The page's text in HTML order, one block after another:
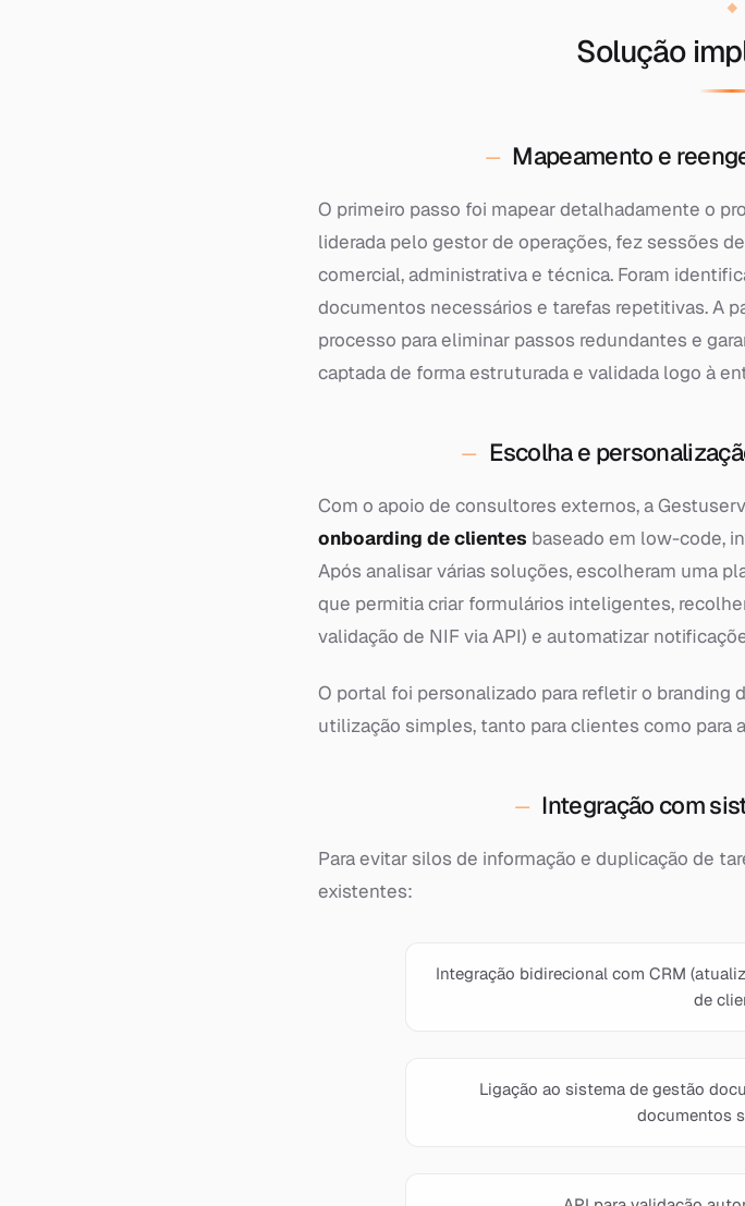
Solução
Mapeamento e
O primeiro passo foi mapear detalhadamente o
liderada pelo gestor de operações, fez sessões
comercial, administrativa e técnica. Foram
documentos necessários e tarefas repetitivas. A
processo para eliminar passos redundantes e
captada de forma estruturada e validada logo à
Escolha e
Com o apoio de consultores externos, a
onboarding de clientes baseado em low-code,
Após analisar várias soluções, escolheram uma
que permitia criar formulários inteligentes,
validação de NIF via API) e automatizar
O portal foi personalizado para refletir o branding
utilização simples, tanto para clientes como para
Integração com
Para evitar silos de informação e duplicação de
existentes:
Integração bidirecional com CRM
de
Ligação ao sistema de gestão
documentos